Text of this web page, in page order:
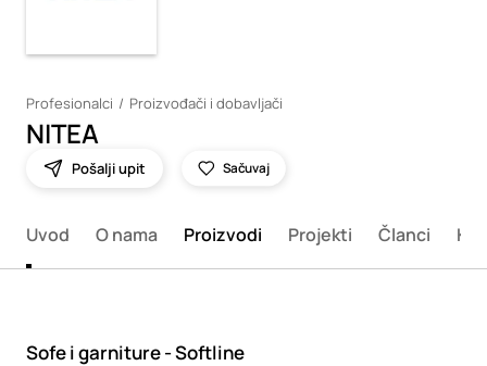
Profesionalci Proizvođači i dobavljači
NITEA
Pošalji upit Sačuvaj
Uvod O nama Proizvodi Projekti Članci
Sofe i garniture - Softline